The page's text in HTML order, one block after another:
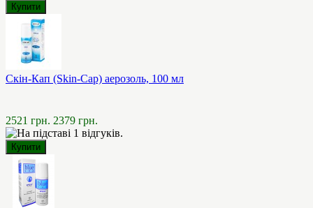
Скін-Кап (Skin-Cap) аерозоль, 100 мл
2521 грн. 2379 грн.